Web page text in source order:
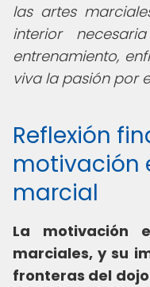
las artes
interior
entrenamiento,
viva la pasión por
Reflexión
motivación
marcial
La motivación
marciales, y su
fronteras del